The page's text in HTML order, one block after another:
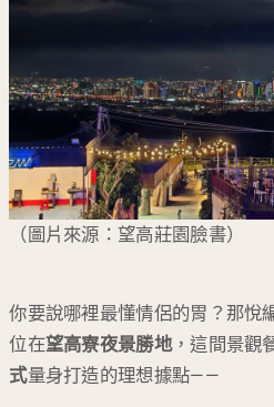
（圖片來源：望高莊園臉書）
你要說哪裡最懂情侶的胃？那悅
位在望高寮夜景勝地，這間景觀
式量身打造的理想據點——